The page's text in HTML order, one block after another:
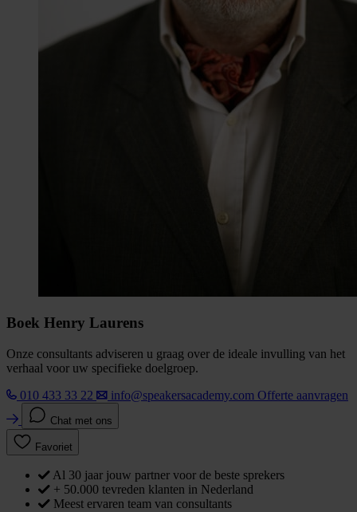
Boek Henry Laurens
Onze consultants adviseren u graag over de ideale invulling van het
verhaal voor uw specifieke doelgroep.
010 433 33 22
info@speakersacademy.com Offerte aanvragen
Chat met ons
Favoriet
Al 30 jaar jouw partner voor de beste sprekers
+ 50.000 tevreden klanten in Nederland
Meest ervaren team van consultants